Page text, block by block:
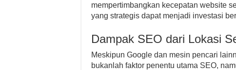
mempertimbangkan kecepatan website
yang strategis dapat menjadi investasi
Dampak SEO dari Lokasi
Meskipun Google dan mesin pencari
bukanlah faktor penentu utama SEO,